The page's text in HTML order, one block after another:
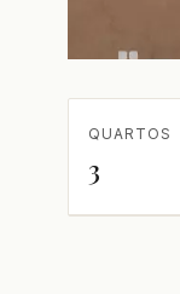
QUARTOS
3